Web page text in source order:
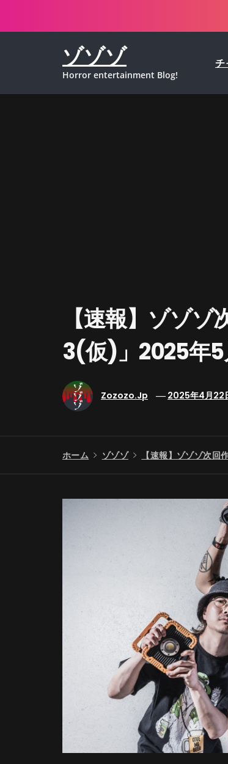
テ
ス
ゾゾゾ
Horror entertainment Blog!
チ
【速報】ゾゾ
3(仮)」2025年5
Zozozo.jp 2025年4月22
ホーム ゾゾゾ 【速報】ゾゾゾ次回